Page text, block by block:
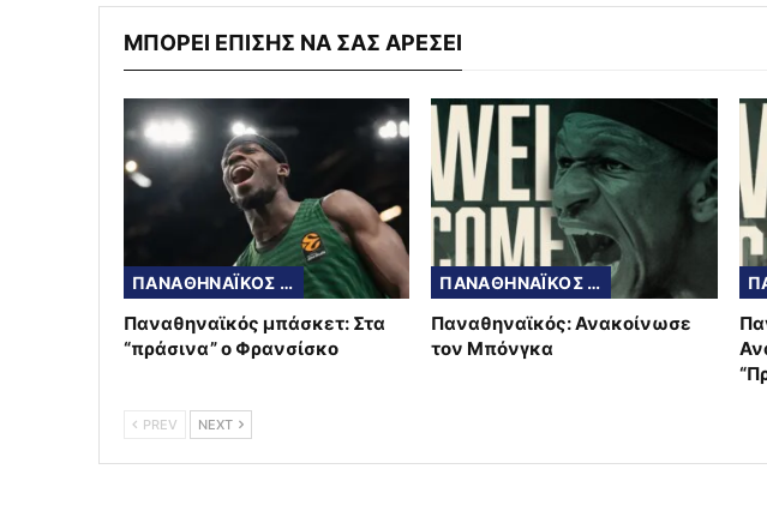
ΜΠΟΡΕΙ ΕΠΙΣΗΣ ΝΑ ΣΑΣ ΑΡΕΣΕΙ
ΠΑΝΑΘΗΝΑΪΚΟΣ ΜΠΑΣΚΕΤ
Παναθηναϊκός μπάσκετ: Στα
“πράσινα” ο Φρανσίσκο
ΠΑΝΑΘΗΝΑΪΚΟΣ ΜΠΑΣΚΕΤ
Παναθηναϊκός: Ανακοίνωσε
τον Μπόνγκα
PREV NEXT